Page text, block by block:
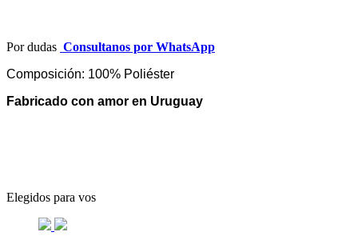
Por dudas Consultanos por WhatsApp
Composición: 100% Poliéster
Fabricado con amor en Uruguay
Elegidos para vos